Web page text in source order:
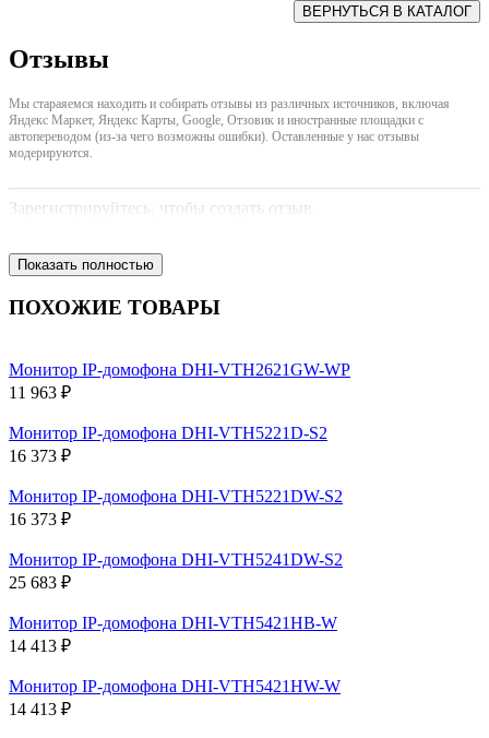
Отзывы
Мы стараяемся находить и собирать отзывы из различных источников, включая
Яндекс Маркет, Яндекс Карты, Google, Отзовик и иностранные площадки с
автопереводом (из-за чего возможны ошибки). Оставленные у нас отзывы
модерируются.
Зарегистрируйтесь, чтобы создать отзыв.
Показать полностью
ПОХОЖИЕ ТОВАРЫ
Монитор IP-домофона DHI-VTH2621GW-WP
11 963 ₽
Монитор IP-домофона DHI-VTH5221D-S2
16 373 ₽
Монитор IP-домофона DHI-VTH5221DW-S2
16 373 ₽
Монитор IP-домофона DHI-VTH5241DW-S2
25 683 ₽
Монитор IP-домофона DHI-VTH5421HB-W
14 413 ₽
Монитор IP-домофона DHI-VTH5421HW-W
14 413 ₽